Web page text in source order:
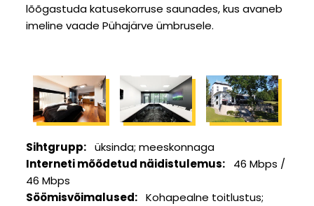
lõõgastuda katusekorruse saunades, kus avaneb
imeline vaade Pühajärve ümbrusele.
Sihtgrupp üksinda meeskonnaga
Interneti mõõdetud näidistulemus
46 Mbps /
46 Mbps
Söömisvõimalused
Kohapealne toitlustus